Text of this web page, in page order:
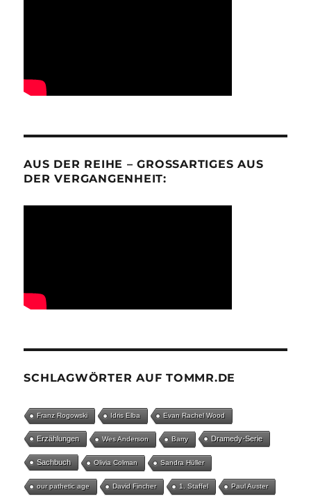
AUS DER REIHE – GROSSARTIGES AUS D
ER VERGANGENHEIT:
SCHLAGWÖRTER AUF TOMMR.DE
Franz Rogowski Idris Elba Evan Rachel Wood
Erzählungen Wes Anderson Barry Dramedy-Serie
Sachbuch Olivia Colman Sandra Hüller
our pathetic age David Fincher 1. Staffel Paul Auster